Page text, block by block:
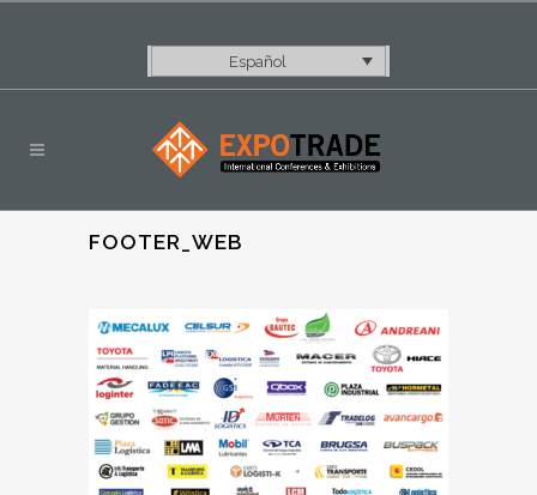
Español
FOOTER_WEB